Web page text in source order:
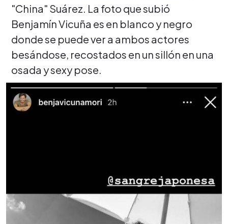
"China" Suárez. La foto que subió
Benjamín Vicuña es en blanco y negro
donde se puede ver a ambos actores
besándose, recostados en un sillón en una
osada y sexy pose.